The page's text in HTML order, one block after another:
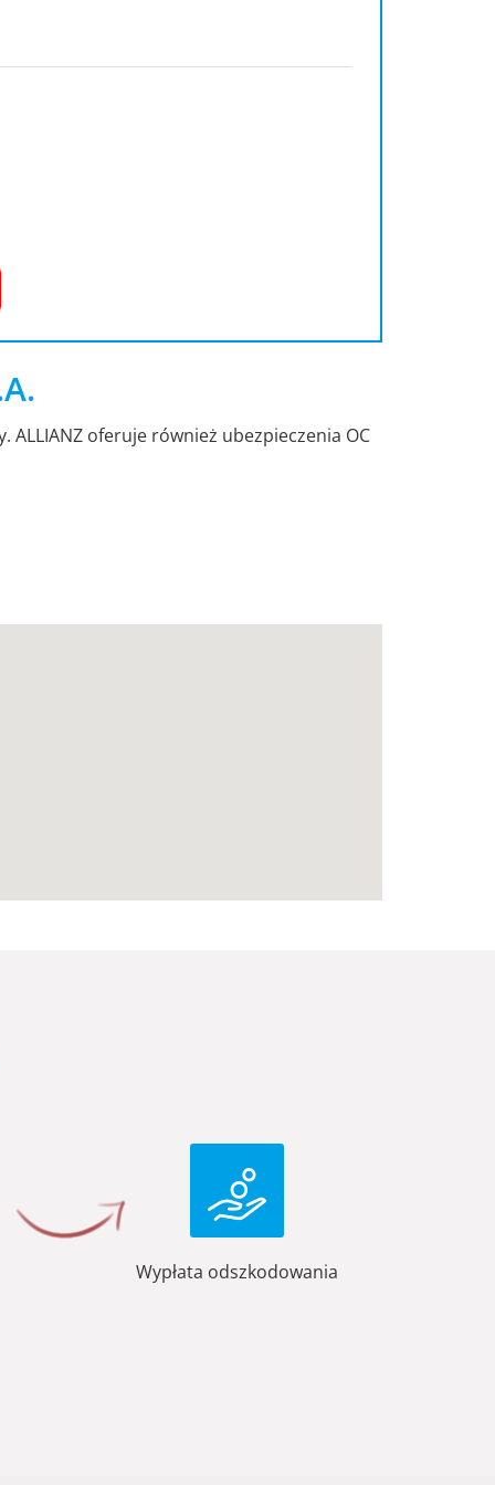
oferuje również ubezpieczenia OC
Wypłata odszkodowania